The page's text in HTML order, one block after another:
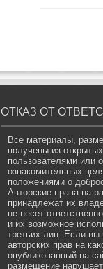
ОТКАЗ ОТ
Все материалы,
получены из
пользователями или
ознакомительных
положениями о
Авторские права на
принадлежат их
не несет
и их возможное
третьих лиц. Если вы
авторских прав на
опубликованный на
размещение